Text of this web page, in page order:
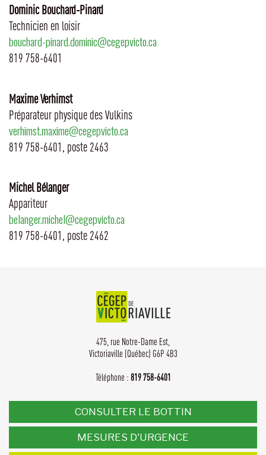
Dominic Bouchard-Pinard
Technicien en loisir
bouchard-pinard.dominic@cegepvicto.ca
819 758-6401
Maxime Verhimst
Préparateur physique des Vulkins
verhimst.maxime@cegepvicto.ca
819 758-6401, poste 2463
Michel Bélanger
Appariteur
belanger.michel@cegepvicto.ca
819 758-6401, poste 2462
475, rue Notre-Dame Est,
Victoriaville (Québec) G6P 4B3
Téléphone :819 758-6401
CONSULTER LE BOTTIN
MESURES D'URGENCE